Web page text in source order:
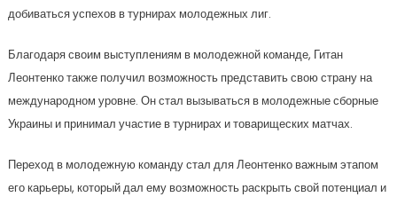
добиваться успехов в турнирах молодежных лиг.
Благодаря своим выступлениям в молодежной команде, Гитан
Леонтенко также получил возможность представить свою страну на
международном уровне. Он стал вызываться в молодежные сборные
Украины и принимал участие в турнирах и товарищеских матчах.
Переход в молодежную команду стал для Леонтенко важным этапом
его карьеры, который дал ему возможность раскрыть свой потенциал и